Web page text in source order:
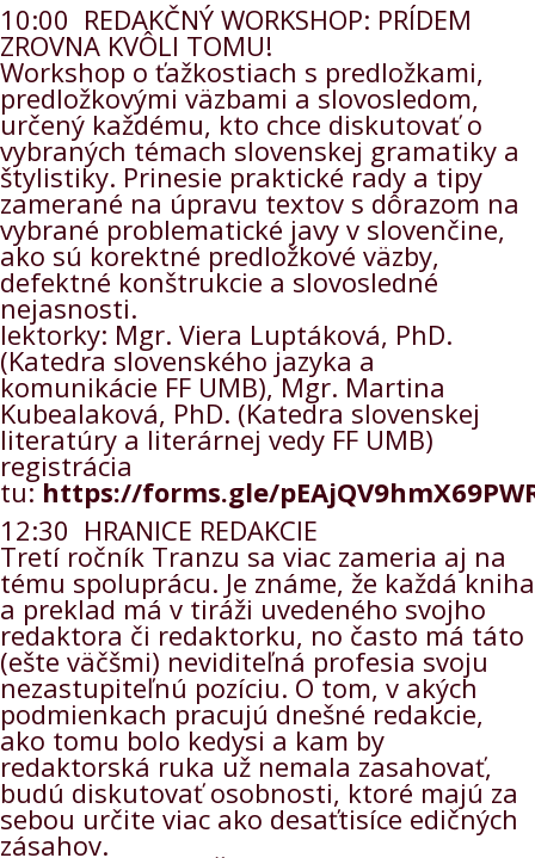
10:00 REDAKČNÝ WORKSHOP: PRÍDEM
ZROVNA KVÔLI TOMU!
Workshop o ťažkostiach s predložkami,
predložkovými väzbami a slovosledom,
určený každému, kto chce diskutovať o
vybraných témach slovenskej gramatiky a
štylistiky. Prinesie praktické rady a tipy
zamerané na úpravu textov s dôrazom na
vybrané problematické javy v slovenčine,
ako sú korektné predložkové väzby,
defektné konštrukcie a slovosledné
nejasnosti.
lektorky: Mgr. Viera Luptáková, PhD.
(Katedra slovenského jazyka a
komunikácie FF UMB), Mgr. Martina
Kubealaková, PhD. (Katedra slovenskej
literatúry a literárnej vedy FF UMB)
registrácia
tu:https://forms.gle/
12:30 HRANICE REDAKCIE
Tretí ročník Tranzu sa viac zameria aj na
tému spoluprácu. Je známe, že každá kniha
a preklad má v tiráži uvedeného svojho
redaktora či redaktorku, no často má táto
(ešte väčšmi) neviditeľná profesia svoju
nezastupiteľnú pozíciu. O tom, v akých
podmienkach pracujú dnešné redakcie,
ako tomu bolo kedysi a kam by
redaktorská ruka už nemala zasahovať,
budú diskutovať osobnosti, ktoré majú za
sebou určite viac ako desaťtisíce edičných
zásahov.